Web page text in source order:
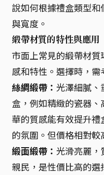
說如何根據禮盒類型
與寬度。
緞帶材質的特性與應用
市面上常見的緞帶材
感和特性。選擇時，需
絲綢緞帶： 光澤細膩、
盒，例如精緻的瓷器
華的質感能有效提升
的氛圍。但價格相對較
緞面緞帶： 光滑亮麗，
親民，是性價比高的選